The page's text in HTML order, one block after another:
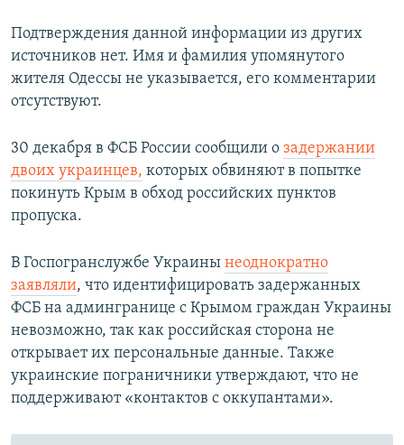
Подтверждения данной информации из других
источников нет. Имя и фамилия упомянутого
жителя Одессы не указывается, его комментарии
отсутствуют.
30 декабря в ФСБ России сообщили о задержании
двоих украинцев, которых обвиняют в попытке
покинуть Крым в обход российских пунктов
пропуска.
В Госпогранслужбе Украины неоднократно
заявляли, что идентифицировать задержанных
ФСБ на админгранице с Крымом граждан Украины
невозможно, так как российская сторона не
открывает их персональные данные. Также
украинские пограничники утверждают, что не
поддерживают «контактов с оккупантами».